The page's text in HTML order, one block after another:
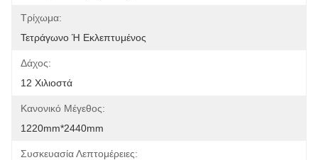
Τρίχωμα:
Τετράγωνο Ή Εκλεπτυμένος
Δάχος:
12 Χιλιοστά
Κανονικό Μέγεθος:
1220mm*2440mm
Συσκευασία Λεπτομέρειες: